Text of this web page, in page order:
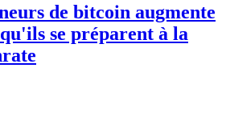
de bitcoin augmente
se préparent à la